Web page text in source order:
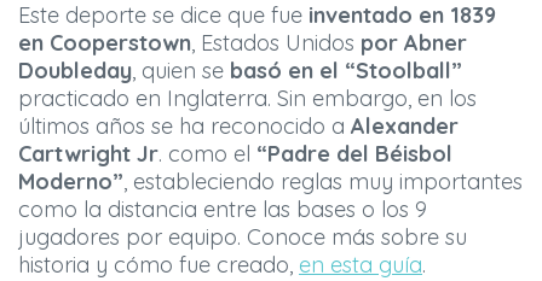
Este deporte se dice que fue inventado en 1839
en Cooperstown, Estados Unidos por Abner
Doubleday, quien se basó en el “Stoolball”
practicado en Inglaterra. Sin embargo, en los
últimos años se ha reconocido a Alexander
Cartwright Jr. como el “Padre del Béisbol
Moderno”, estableciendo reglas muy importantes
como la distancia entre las bases o los 9
jugadores por equipo. Conoce más sobre su
historia y cómo fue creado, en esta guía.